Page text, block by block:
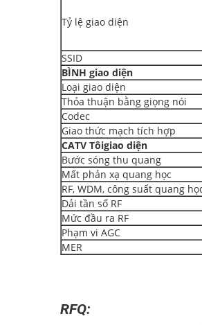
Tỷ lệ giao diện
SSID
BÌNH giao diện
Loại giao diện
Thỏa thuận bằng giọng nói
Codec
Giao thức mạch tích hợp
CATV Tôigiao diện
Bước sóng thu quang
Mất phản xạ quang học
RF, WDM, công suất quang
Dải tần số RF
Mức đầu ra RF
Phạm vi AGC
MER
RFQ: